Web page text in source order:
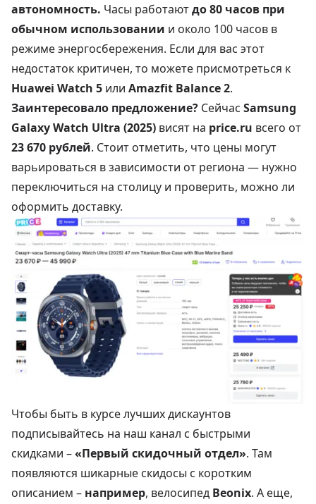
автономность. Часы работаютдо 80 часов при
обычном использовании и около 100 часов в
режиме энергосбережения. Если для вас этот
недостаток критичен, то можете присмотреться к
Huawei Watch 5 или Amazfit Balance 2.
Заинтересовало предложение? Сейчас Samsung
Galaxy Watch Ultra (2025) висят на price.ru всего от
23 670 рублей. Стоит отметить, что цены могут
варьироваться в зависимости от региона — нужно
переключиться на столицу и проверить, можно ли
оформить доставку.
Чтобы быть в курсе лучших дискаунтов
подписывайтесь на наш канал с быстрыми
скидками –«Первый скидочный отдел». Там
появляются шикарные скидосы с коротким
описанием – например, велосипед Beonix. А еще,